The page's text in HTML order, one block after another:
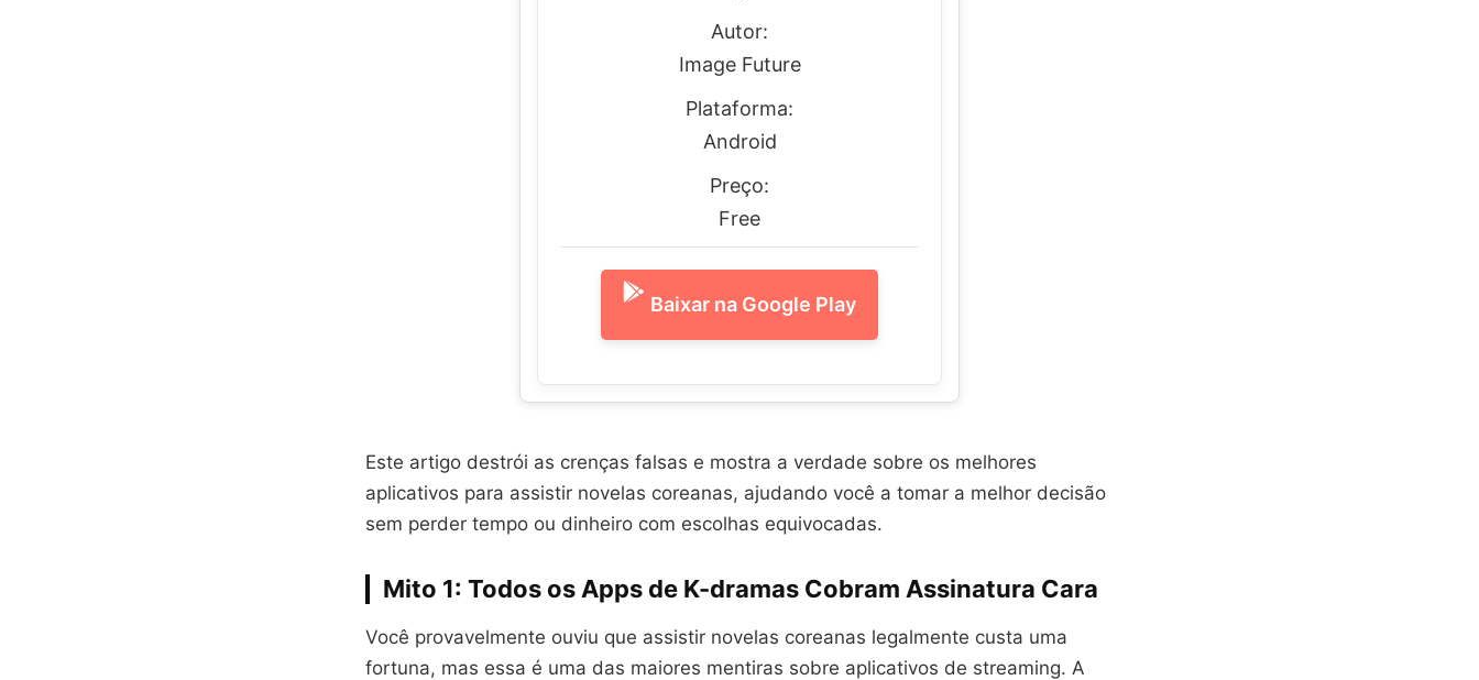
Autor:
Image Future
Plataforma:
Android
Preço:
Free
Baixar na Google Play
Este artigo destrói as crenças falsas e mostra a verdade sobre os melhores
aplicativos para assistir novelas coreanas, ajudando você a tomar a melhor decisão
sem perder tempo ou dinheiro com escolhas equivocadas.
Mito 1: Todos os Apps de K-dramas Cobram Assinatura Cara
Você provavelmente ouviu que assistir novelas coreanas legalmente custa uma
fortuna, mas essa é uma das maiores mentiras sobre aplicativos de streaming. A